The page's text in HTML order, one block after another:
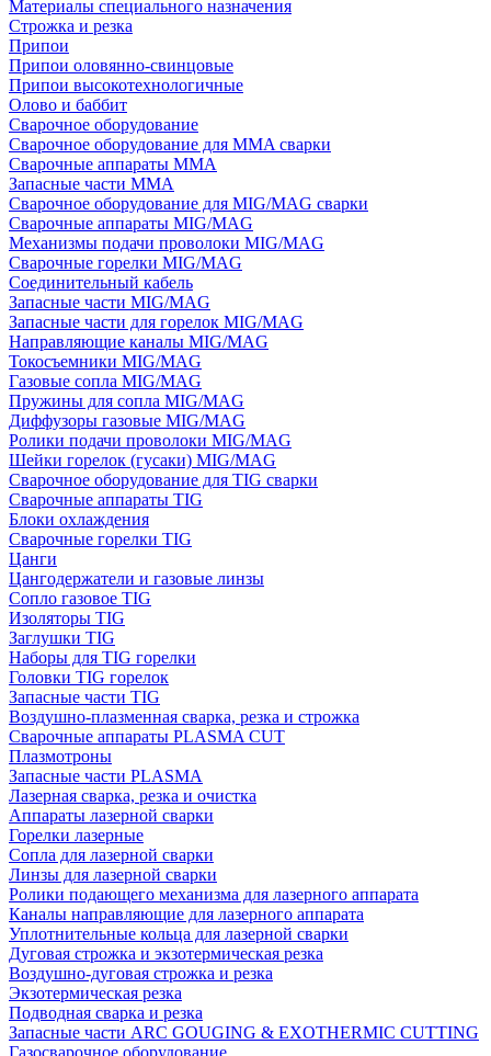
Материалы специального назначения
Строжка и резка
Припои
Припои оловянно-свинцовые
Припои высокотехнологичные
Олово и баббит
Сварочное оборудование
Сварочное оборудование для MMA сварки
Сварочные аппараты MMA
Запасные части MMA
Сварочное оборудование для MIG/MAG сварки
Сварочные аппараты MIG/MAG
Механизмы подачи проволоки MIG/MAG
Сварочные горелки MIG/MAG
Соединительный кабель
Запасные части MIG/MAG
Запасные части для горелок MIG/MAG
Направляющие каналы MIG/MAG
Токосъемники MIG/MAG
Газовые сопла MIG/MAG
Пружины для сопла MIG/MAG
Диффузоры газовые MIG/MAG
Ролики подачи проволоки MIG/MAG
Шейки горелок (гусаки) MIG/MAG
Сварочное оборудование для TIG сварки
Сварочные аппараты TIG
Блоки охлаждения
Сварочные горелки TIG
Цанги
Цангодержатели и газовые линзы
Сопло газовое TIG
Изоляторы TIG
Заглушки TIG
Наборы для TIG горелки
Головки TIG горелок
Запасные части TIG
Воздушно-плазменная сварка, резка и строжка
Сварочные аппараты PLASMA CUT
Плазмотроны
Запасные части PLASMA
Лазерная сварка, резка и очистка
Аппараты лазерной сварки
Горелки лазерные
Сопла для лазерной сварки
Линзы для лазерной сварки
Ролики подающего механизма для лазерного аппарата
Каналы направляющие для лазерного аппарата
Уплотнительные кольца для лазерной сварки
Дуговая строжка и экзотермическая резка
Воздушно-дуговая строжка и резка
Экзотермическая резка
Подводная сварка и резка
Запасные части ARC GOUGING & EXOTHERMIC CUTTING
Газосварочное оборудование